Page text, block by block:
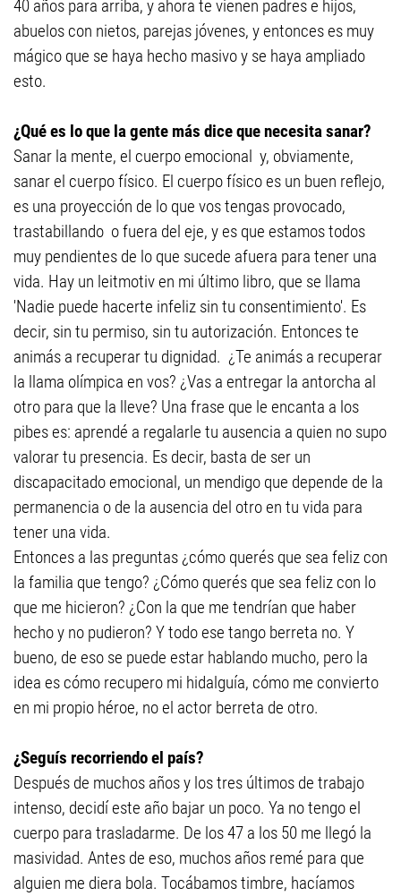
40 años para arriba, y ahora te vienen padres e hijos,
abuelos con nietos, parejas jóvenes, y entonces es muy
mágico que se haya hecho masivo y se haya ampliado
esto.
¿Qué es lo que la gente más dice que necesita sanar?
Sanar la mente, el cuerpo emocional y, obviamente,
sanar el cuerpo físico. El cuerpo físico es un buen reflejo,
es una proyección de lo que vos tengas provocado,
trastabillando o fuera del eje, y es que estamos todos
muy pendientes de lo que sucede afuera para tener una
vida. Hay un leitmotiv en mi último libro, que se llama
'Nadie puede hacerte infeliz sin tu consentimiento'. Es
decir, sin tu permiso, sin tu autorización. Entonces te
animás a recuperar tu dignidad. ¿Te animás a recuperar
la llama olímpica en vos? ¿Vas a entregar la antorcha al
otro para que la lleve? Una frase que le encanta a los
pibes es: aprendé a regalarle tu ausencia a quien no supo
valorar tu presencia. Es decir, basta de ser un
discapacitado emocional, un mendigo que depende de la
permanencia o de la ausencia del otro en tu vida para
tener una vida.
Entonces a las preguntas ¿cómo querés que sea feliz con
la familia que tengo? ¿Cómo querés que sea feliz con lo
que me hicieron? ¿Con la que me tendrían que haber
hecho y no pudieron? Y todo ese tango berreta no. Y
bueno, de eso se puede estar hablando mucho, pero la
idea es cómo recupero mi hidalguía, cómo me convierto
en mi propio héroe, no el actor berreta de otro.
¿Seguís recorriendo el país?
Después de muchos años y los tres últimos de trabajo
intenso, decidí este año bajar un poco. Ya no tengo el
cuerpo para trasladarme. De los 47 a los 50 me llegó la
masividad. Antes de eso, muchos años remé para que
alguien me diera bola. Tocábamos timbre, hacíamos